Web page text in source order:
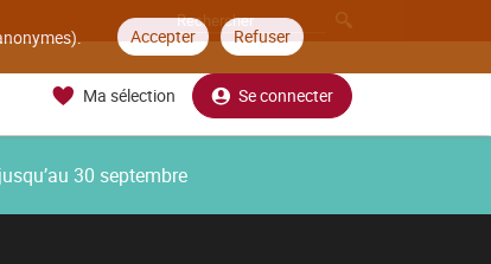
Accepter Refuser
Ma sélection Se connecter
30 septembre